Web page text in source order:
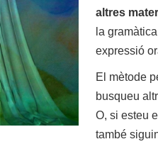
altres
la
expressió
El mètode
busqueu
O, si esteu
també